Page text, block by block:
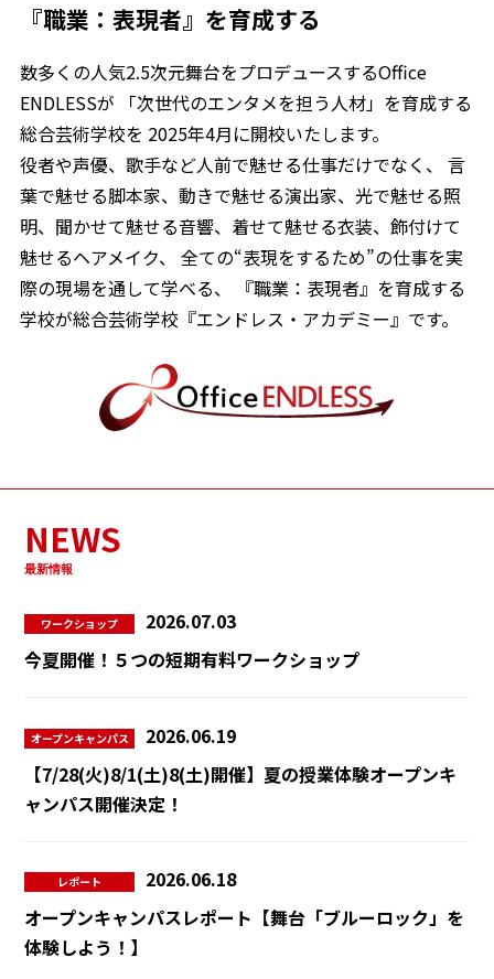
『職業：表現者』を育成する
数多くの人気2.5次元舞台をプロデュースするOffice
ENDLESSが 「次世代のエンタメを担う人材」を育成する
総合芸術学校を 2025年4月に開校いたします。
役者や声優、歌手など人前で魅せる仕事だけでなく、 言
葉で魅せる脚本家、動きで魅せる演出家、光で魅せる照
明、聞かせて魅せる音響、着せて魅せる衣装、飾付けて
魅せるヘアメイク、 全ての“表現をするため”の仕事を実
際の現場を通して学べる、
『職業：表現者』を育成する
学校が総合芸術学校『エンドレス・アカデミー』です。
NEWS
最新情報
ワークショップ
2026.07.03
今夏開催！５つの短期有料ワークショップ
オープンキャンパス
2026.06.19
【7/28(火)8/1(土)8(土)開催】夏の授業体験オープンキ
ャンパス開催決定！
レポート
2026.06.18
オープンキャンパスレポート【舞台「ブルーロック」を
体験しよう！】